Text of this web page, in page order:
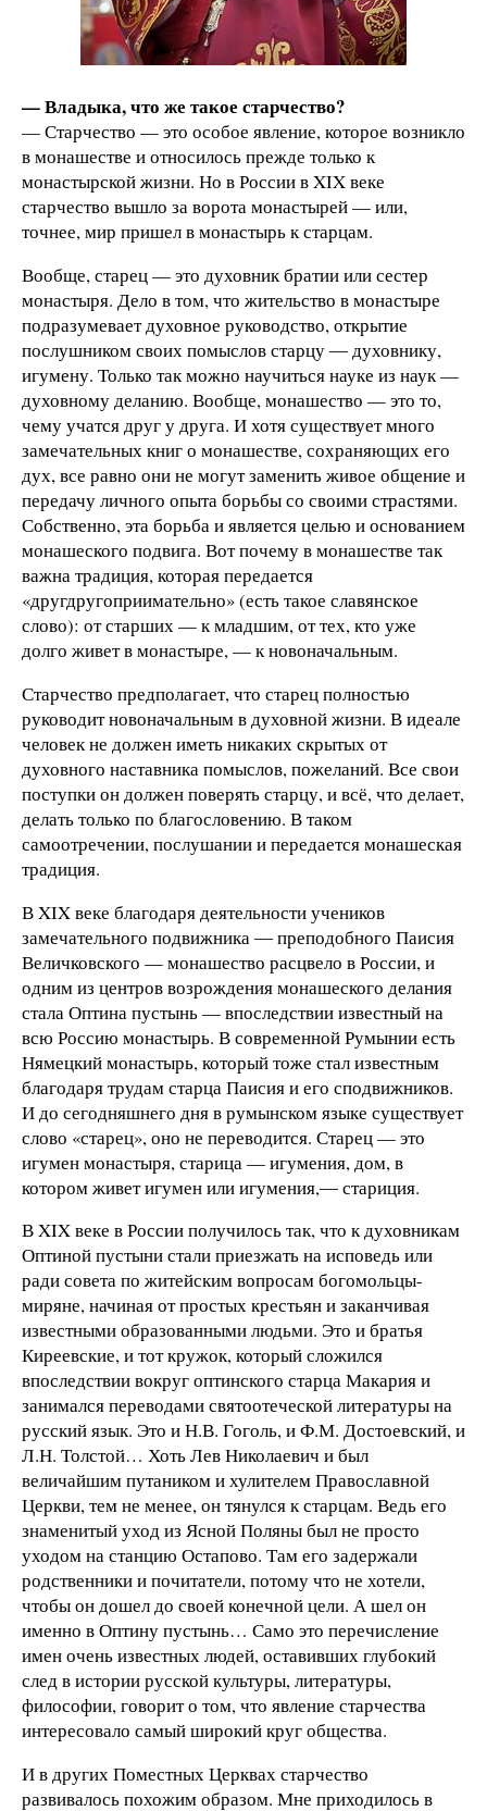
— Владыка, что же такое старчество?
— Старчество — это особое явление, которое возникло
в монашестве и относилось прежде только к
монастырской жизни. Но в России в XIX веке
старчество вышло за ворота монастырей — или,
точнее, мир пришел в монастырь к старцам.
Вообще, старец — это духовник братии или сестер
монастыря. Дело в том, что жительство в монастыре
подразумевает духовное руководство, открытие
послушником своих помыслов старцу ― духовнику,
игумену. Только так можно научиться науке из наук —
духовному деланию. Вообще, монашество — это то,
чему учатся друг у друга. И хотя существует много
замечательных книг о монашестве, сохраняющих его
дух, все равно они не могут заменить живое общение и
передачу личного опыта борьбы со своими страстями.
Собственно, эта борьба и является целью и основанием
монашеского подвига. Вот почему в монашестве так
важна традиция, которая передается
«другдругоприимательно» (есть такое славянское
слово): от старших — к младшим, от тех, кто уже
долго живет в монастыре, — к новоначальным.
Старчество предполагает, что старец полностью
руководит новоначальным в духовной жизни. В идеале
человек не должен иметь никаких скрытых от
духовного наставника помыслов, пожеланий. Все свои
поступки он должен поверять старцу, и всё, что делает,
делать только по благословению. В таком
самоотречении, послушании и передается монашеская
традиция.
В XIX веке благодаря деятельности учеников
замечательного подвижника ― преподобного Паисия
Величковского — монашество расцвело в России, и
одним из центров возрождения монашеского делания
стала Оптина пустынь — впоследствии известный на
всю Россию монастырь. В современной Румынии есть
Нямецкий монастырь, который тоже стал известным
благодаря трудам старца Паисия и его сподвижников.
И до сегодняшнего дня в румынском языке существует
слово «старец», оно не переводится. Старец — это
игумен монастыря, старица — игумения, дом, в
котором живет игумен или игумения,― стариция.
В XIX веке в России получилось так, что к духовникам
Оптиной пустыни стали приезжать на исповедь или
ради совета по житейским вопросам богомольцы-
миряне, начиная от простых крестьян и заканчивая
известными образованными людьми. Это и братья
Киреевские, и тот кружок, который сложился
впоследствии вокруг оптинского старца Макария и
занимался переводами святоотеческой литературы на
русский язык. Это и Н.В. Гоголь, и Ф.М. Достоевский, и
Л.Н. Толстой… Хоть Лев Николаевич и был
величайшим путаником и хулителем Православной
Церкви, тем не менее, он тянулся к старцам. Ведь его
знаменитый уход из Ясной Поляны был не просто
уходом на станцию Остапово. Там его задержали
родственники и почитатели, потому что не хотели,
чтобы он дошел до своей конечной цели. А шел он
именно в Оптину пустынь… Само это перечисление
имен очень известных людей, оставивших глубокий
след в истории русской культуры, литературы,
философии, говорит о том, что явление старчества
интересовало самый широкий круг общества.
И в других Поместных Церквах старчество
развивалось похожим образом. Мне приходилось в